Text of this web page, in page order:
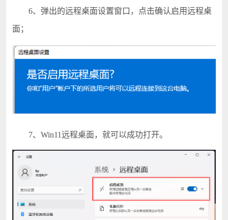
6、弹出的远程桌面设置窗口，点击确认启用远程桌
面；
7、Win11远程桌面，就可以成功打开。